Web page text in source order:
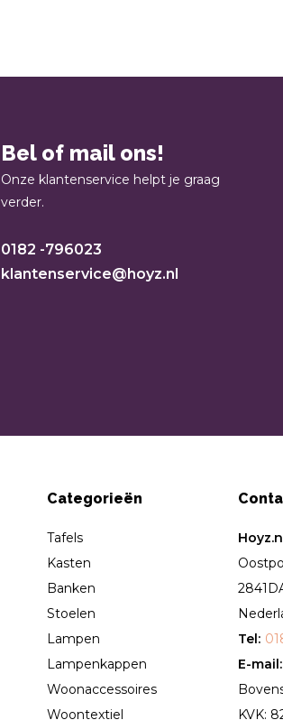
Bel of mail ons!
Onze klantenservice helpt je graag
verder.
0182 -796023
klantenservice@hoyz.nl
Categorieën
Tafels
Kasten
Banken
Stoelen
Lampen
Lampenkappen
Woonaccessoires
Woontextiel
Tel:
E-mail:
KVK: